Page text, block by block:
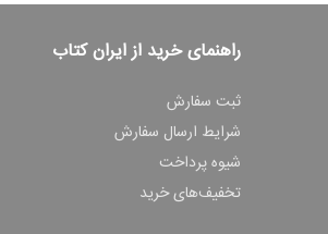
راهنمای خرید از ایران کتاب
ثبت سفارش
شرایط ارسال سفارش
شیوه پرداخت
تخفیف‌های خرید